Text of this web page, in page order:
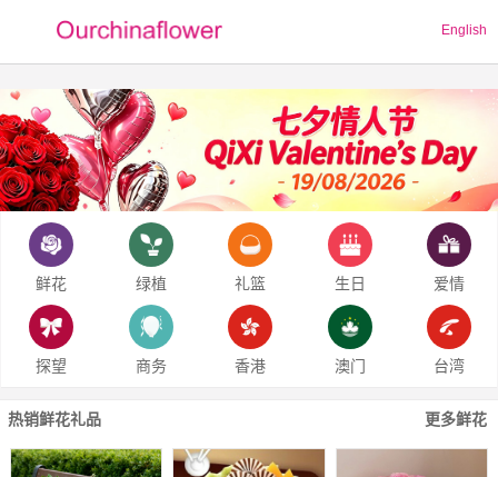
English
鲜花 绿植 礼篮 生日 爱情
探望 商务 香港 澳门 台湾
热销鲜花礼品 更多鲜花